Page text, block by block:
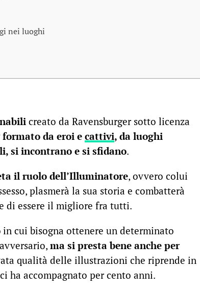
nei luoghi
creato da Ravensburger sotto licenza
da eroi ecattivi, da luoghi
si incontrano e si sfidano.
il ruolo dell’Illuminatore, ovvero colui
plasmerà la sua storia e combatterà
di essere il migliore fra tutti.
in cui bisogna ottenere un determinato
ma si presta bene anche per
qualità delle illustrazioni che riprende in
ha accompagnato per cento anni.